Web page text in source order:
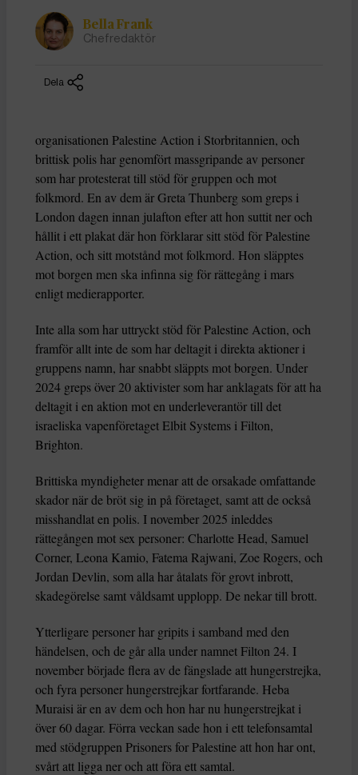
Bella Frank
Chefredaktör
Dela
organisationen Palestine Action i Storbritannien, och
brittisk polis har genomfört massgripande av personer
som har protesterat till stöd för gruppen och mot
folkmord. En av dem är Greta Thunberg som greps i
London dagen innan julafton efter att hon suttit ner och
hållit i ett plakat där hon förklarar sitt stöd för Palestine
Action, och sitt motstånd mot folkmord. Hon släpptes
mot borgen men ska infinna sig för rättegång i mars
enligt medierapporter.
Inte alla som har uttryckt stöd för Palestine Action, och
framför allt inte de som har deltagit i direkta aktioner i
gruppens namn, har snabbt släppts mot borgen. Under
2024 greps över 20 aktivister som har anklagats för att ha
deltagit i en aktion mot en underleverantör till det
israeliska vapenföretaget Elbit Systems i Filton,
Brighton.
Brittiska myndigheter menar att de orsakade omfattande
skador när de bröt sig in på företaget, samt att de också
misshandlat en polis. I november 2025 inleddes
rättegången mot sex personer: Charlotte Head, Samuel
Corner, Leona Kamio, Fatema Rajwani, Zoe Rogers, och
Jordan Devlin, som alla har åtalats för grovt inbrott,
skadegörelse samt våldsamt upplopp. De nekar till brott.
Ytterligare personer har gripits i samband med den
händelsen, och de går alla under namnet Filton 24. I
november började flera av de fängslade att hungerstrejka,
och fyra personer hungerstrejkar fortfarande. Heba
Muraisi är en av dem och hon har nu hungerstrejkat i
över 60 dagar. Förra veckan sade hon i ett telefonsamtal
med stödgruppen Prisoners for Palestine att hon har ont,
svårt att ligga ner och att föra ett samtal.